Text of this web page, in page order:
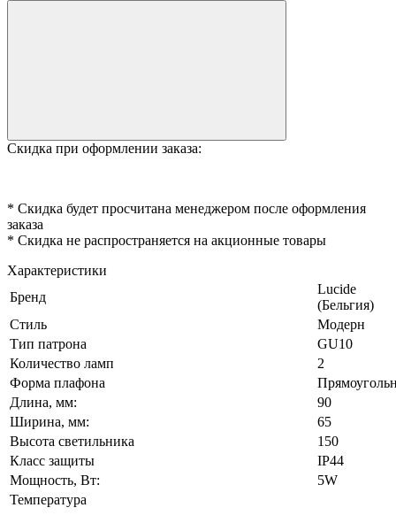
Скидка при оформлении заказа:
* Скидка будет просчитана менеджером после оформления
заказа
* Скидка не распространяется на акционные товары
Характеристики
Бренд
Lucide
(Бельгия)
Стиль
Модерн
Тип патрона
GU10
Количество ламп
2
Форма плафона
Длина, мм:
90
Ширина, мм:
65
Высота светильника
150
Класс защиты
IP44
Мощность, Вт:
5W
Температура